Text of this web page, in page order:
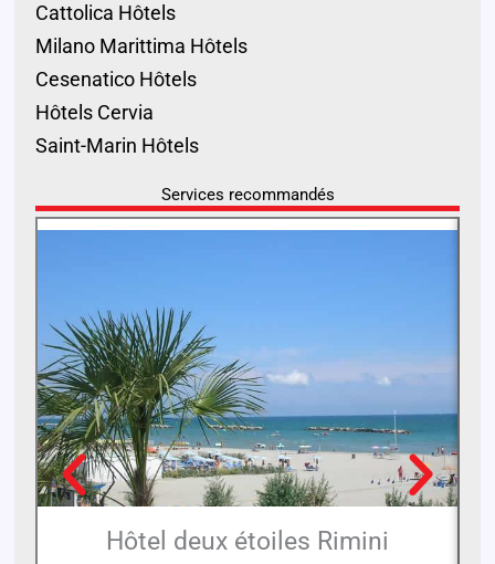
Cattolica Hôtels
Milano Marittima Hôtels
Cesenatico Hôtels
Hôtels Cervia
Saint-Marin Hôtels
Services recommandés
Hôtel deux étoiles Rimini